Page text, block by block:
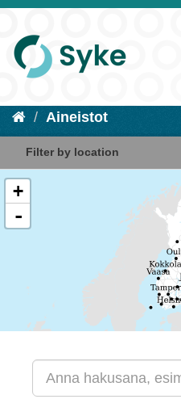
Aineistot
Filter by location
+
-